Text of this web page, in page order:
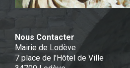
Nous Contacter
Mairie de Lodève
7 place de l'Hôtel de Ville